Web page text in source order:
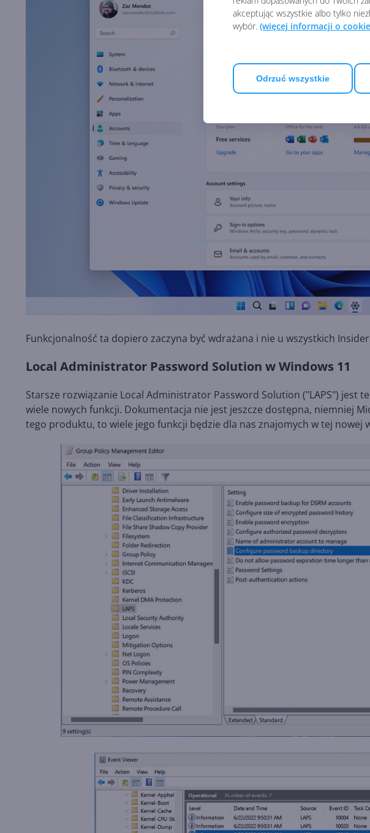
akceptując wszystkie albo tylko
wybór. (więcej informacji o
Odrzuć wszystkie
Funkcjonalność ta dopiero zaczyna być wdrażana i nie u wszystkich
Local Administrator Password Solution w Windows 11
Starsze rozwiązanie Local Administrator Password Solution ("LAPS") jest
wiele nowych funkcji. Dokumentacja nie jest jeszcze dostępna, niemniej
tego produktu, to wiele jego funkcji będzie dla nas znajomych w tej nowej